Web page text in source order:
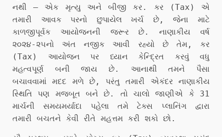
નથી – એક મૃત્યુ અને બીજી કર. કર (Tax) એ
તમારી આવક પરનો છુપાયેલ ખર્ચ છે, જેના માટે
કાળજીપૂર્વક આયોજનની જરૂર છે. નાણાકીય વર્ષ
૨૦૨૪-૨૫નો અંત નજીક આવી રહ્યો છે તેમ, કર
(Tax) આયોજન પર ધ્યાન કેન્દ્રિત કરવું વધુ
મહત્વપૂર્ણ બની જાય છે. આનાથી તમને પૈસા
બચાવવામાં મદદ મળે છે, પરંતુ તમારી એકંદર નાણાકીય
સ્થિતિ પણ મજબૂત બને છે. તો ચાલો જાણીએ કે 31
માર્ચની સમયમર્યાદા પહેલા તમે ટેક્સ પ્લાનિંગ દ્વારા
તમારી બચતને કેવી રીતે મહત્તમ કરી શકો છો.